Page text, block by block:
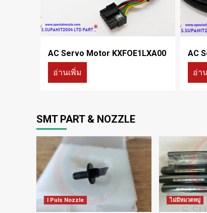
AC Servo Motor KXFOE1LXA00
อ่านเพิ่ม
AC
อ่า
SMT PART & NOZZLE
I Puls Nozzle ไม่มีหมวดหมู่